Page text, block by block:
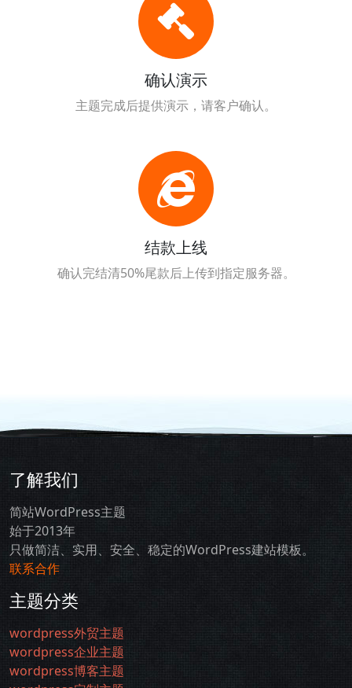
确认演示
主题完成后提供演示，请客户确认。
结款上线
确认完结清50%尾款后上传到指定服务器。
了解我们
简站WordPress主题
始于2013年
只做简洁、实用、安全、稳定的WordPress建站模板。
联系合作
主题分类
wordpress外贸主题
wordpress企业主题
wordpress博客主题